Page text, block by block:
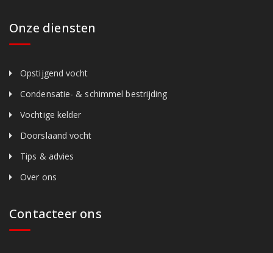
Onze diensten
Opstijgend vocht
Condensatie- & schimmel bestrijding
Vochtige kelder
Doorslaand vocht
Tips & advies
Over ons
Contacteer ons